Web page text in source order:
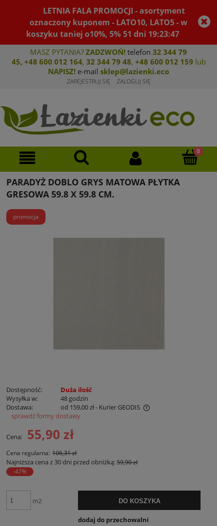
LETNIA FALA PROMOCJI - asortyment
oznaczony kuponem - LATO10, LATO5 - w
koszyku taniej o10%, 5% 51 dni 19:23:47
MASZ PYTANIA? ZADZWOŃ! telefon 32 344 79
45, +48 600 012 164, 32 344 79 48, +48 600 012 159 lub
NAPISZ! e-mail sklep@lazienki.eco
ZAREJESTRUJ SIĘ ZALOGUJ SIĘ
PARADYŻ DOBLO GRYS MATOWA PŁYTKA
GRESOWA 59.8 X 59.8 CM.
promocja
Dostępność:
Duża ilość
Wysyłka w:
48 godzin
Dostawa:
od 159,00 zł- Kurier GEODIS
Cena nie zawiera ewentualnych kosztów płatności
sprawdź formy dostawy
Cena: 55,90 zł
Cena regularna: 106,31 zł
Najniższa cena z 30 dni przed obniżką:59,90 zł
-47%
m2 DO KOSZYKA
dodaj do przechowalni